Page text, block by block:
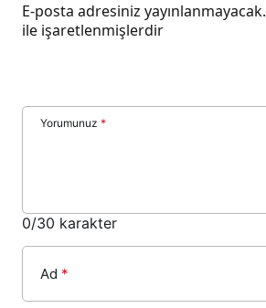
E-posta adresiniz yayınlanmayacak.
ile işaretlenmişlerdir
Yorumunuz *
0/30 karakter
Ad *